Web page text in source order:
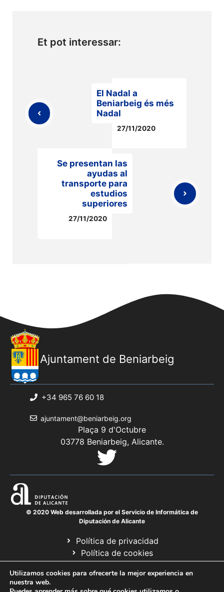
Et pot interessar:
El Nadal a
Beniarbeig és més
Nadal
27/11/2020
Se presentan las
ayudas al
transporte para
estudios
superiores
27/11/2020
Ajuntament de Beniarbeig
+34 965 76 60 18
ajuntament@beniarbeig.org
Plaça 9 d'Octubre
03778 Beniarbeig, Alicante.
© 2020 Web desarrollada por el Servicio de Informática de
Diputación de Alicante
Política de privacidad
Política de cookies
Avís legal
Mapa web
Utilizamos cookies para ofrecerte la mejor experiencia en
nuestra web.